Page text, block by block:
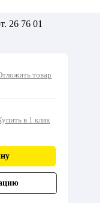
товар
в 1 клик